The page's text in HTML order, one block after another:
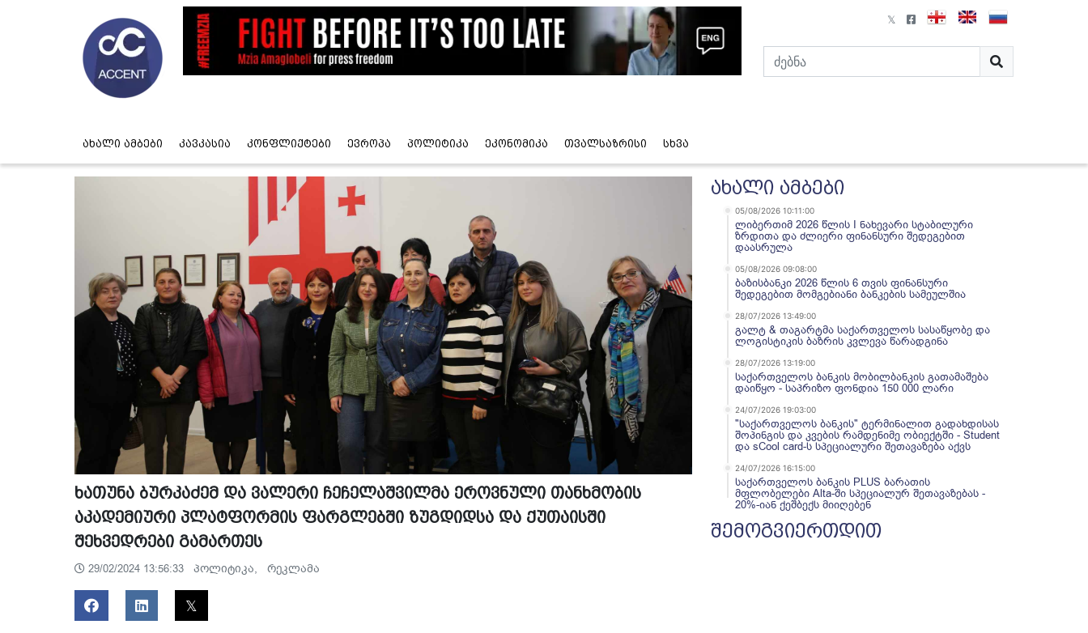
ახალი ამბები კავკასია კონფლიქტები ევროპა პოლიტიკა ეკონომიკა თვალსაზრისი სხვა
ხათუნა ბურკაძემ და ვალერი ჩეჩელაშვილმა ეროვნული თანხმობის
აკადემიური პლატფორმის ფარგლებში ზუგდიდსა და ქუთაისში
შეხვედრები გამართეს
29/02/2024 13:56:33 პოლიტიკა, რეკლამა
ახალი ამბები
05/08/2026 10:11:00
ლიბერთიმ 2026 წლის I ნახევარი სტაბილური
ზრდითა და ძლიერი ფინანსური შედეგებით
დაასრულა
05/08/2026 09:08:00
ბაზისბანკი 2026 წლის 6 თვის ფინანსური
შედეგებით მომგებიანი ბანკების სამეულშია
28/07/2026 13:49:00
გალტ & თაგარტმა საქართველოს სასაწყობე და
ლოგისტიკის ბაზრის კვლევა წარადგინა
28/07/2026 13:19:00
საქართველოს ბანკის მობილბანკის გათამაშება
დაიწყო - საპრიზო ფონდია 150 000 ლარი
24/07/2026 19:03:00
"საქართველოს ბანკის" ტერმინალით გადახდისას
შოპინგის და კვების რამდენიმე ობიექტში - Student
და sCool card-ს სპეციალური შეთავაზება აქვს
24/07/2026 16:15:00
საქართველოს ბანკის PLUS ბარათის
მფლობელები Alta-ში სპეციალურ შეთავაზებას -
20%-იან ქეშბექს მიიღებენ
შემოგვიერთდით